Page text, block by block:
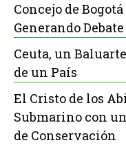
Concejo de
Generando
Ceuta, un
de un País
El Cristo de los
Submarino con
de Conservación